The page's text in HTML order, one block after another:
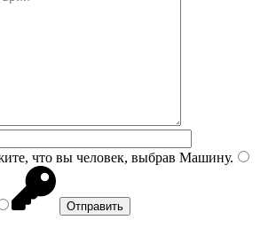
что вы человек, выбрав Машину.